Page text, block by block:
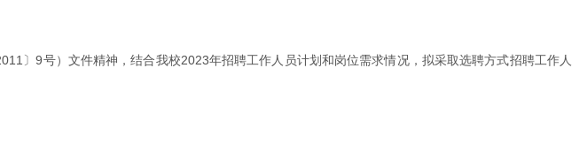
〕9号）文件精神，结合我校2023年招聘工作人员计划和岗位需求情况，拟采取选聘方式招聘工作人